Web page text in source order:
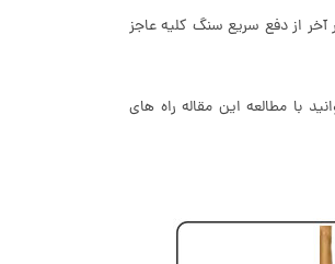
از دفع سریع سنگ کلیه عاجز
با مطالعه این مقاله راه های